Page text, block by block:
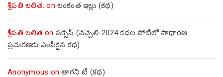
శ్రీపతి లలిత. on లంకంత ఇల్లు (కథ)
శ్రీపతి లలిత on సక్సెస్ (నెచ్చెలి-2024 కథల పోటీలో సాధారణ
ప్రచురణకు ఎంపికైన కథ)
Anonymous onతాగని టీ (కథ)